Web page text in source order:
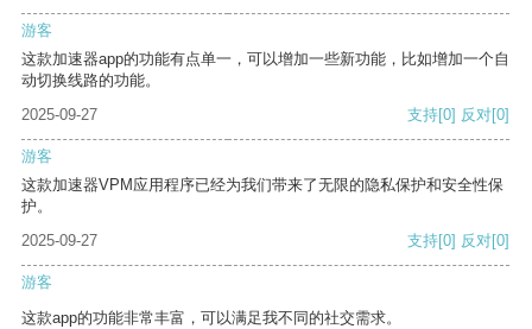
游客
这款加速器app的功能有点单一，可以增加一些新功能，比如增加一个自
动切换线路的功能。
2025-09-27
支持[0] 反对[0]
游客
这款加速器VPM应用程序已经为我们带来了无限的隐私保护和安全性保
护。
2025-09-27
支持[0] 反对[0]
游客
这款app的功能非常丰富，可以满足我不同的社交需求。